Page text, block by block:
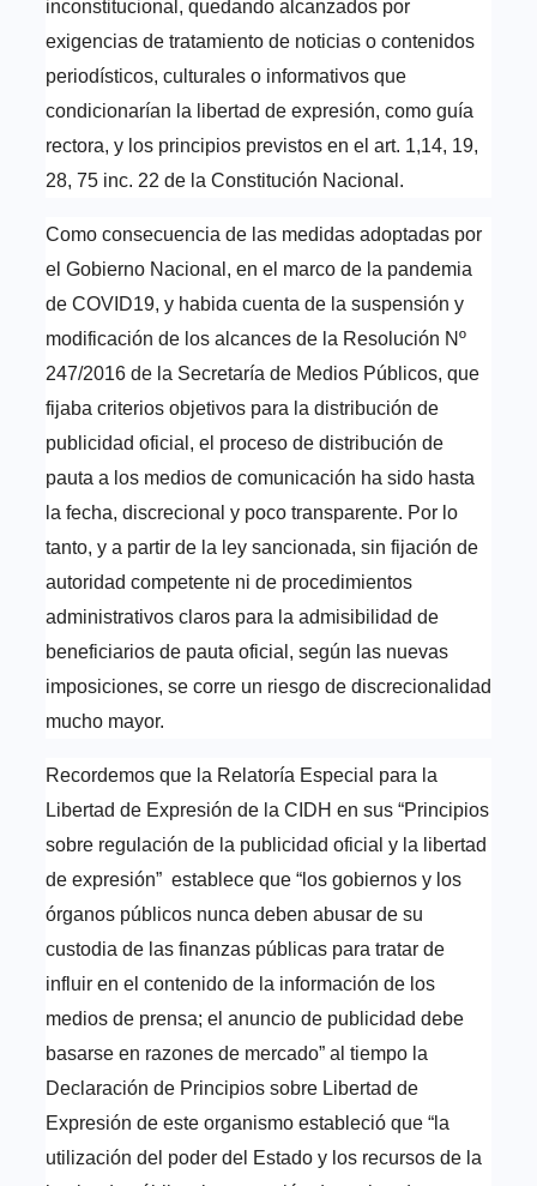
inconstitucional, quedando alcanzados por
exigencias de tratamiento de noticias o contenidos
periodísticos, culturales o informativos que
condicionarían la libertad de expresión, como guía
rectora, y los principios previstos en el art. 1,14, 19,
28, 75 inc. 22 de la Constitución Nacional.
Como consecuencia de las medidas adoptadas por
el Gobierno Nacional, en el marco de la pandemia
de COVID19, y habida cuenta de la suspensión y
modificación de los alcances de la Resolución Nº
247/2016 de la Secretaría de Medios Públicos, que
fijaba criterios objetivos para la distribución de
publicidad oficial, el proceso de distribución de
pauta a los medios de comunicación ha sido hasta
la fecha, discrecional y poco transparente. Por lo
tanto, y a partir de la ley sancionada, sin fijación de
autoridad competente ni de procedimientos
administrativos claros para la admisibilidad de
beneficiarios de pauta oficial, según las nuevas
imposiciones, se corre un riesgo de discrecionalidad
mucho mayor.
Recordemos que la Relatoría Especial para la
Libertad de Expresión de la CIDH en sus “Principios
sobre regulación de la publicidad oficial y la libertad
de expresión” establece que “los gobiernos y los
órganos públicos nunca deben abusar de su
custodia de las finanzas públicas para tratar de
influir en el contenido de la información de los
medios de prensa; el anuncio de publicidad debe
basarse en razones de mercado” al tiempo la
Declaración de Principios sobre Libertad de
Expresión de este organismo estableció que “la
utilización del poder del Estado y los recursos de la